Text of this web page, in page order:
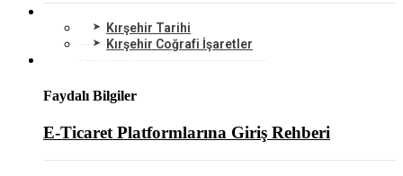
Kırşehir Tarihi
Kırşehir Coğrafi İşaretler
Faydalı Bilgiler
E-Ticaret Platformlarına Giriş Rehberi